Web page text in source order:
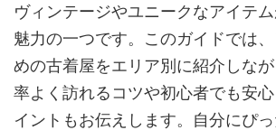
ヴィンテージやユニークなアイテ
魅力の一つです。このガイドでは
めの古着屋をエリア別に紹介しな
率よく訪れるコツや初心者でも安
イントもお伝えします。自分にぴ